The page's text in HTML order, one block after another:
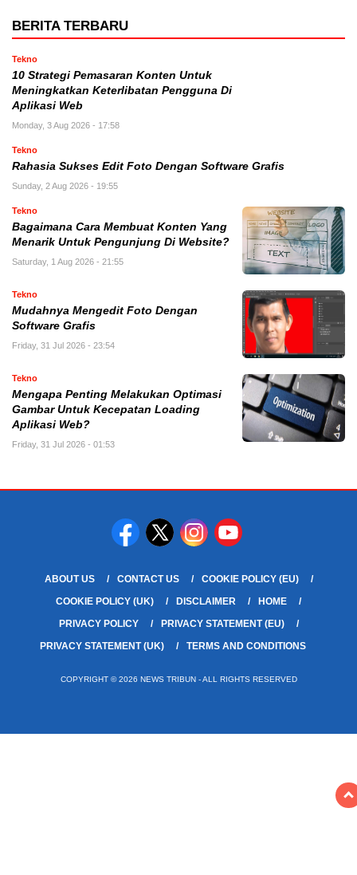
BERITA TERBARU
Tekno
10 Strategi Pemasaran Konten Untuk
Meningkatkan Keterlibatan Pengguna Di
Aplikasi Web
Monday, 3 Aug 2026 - 17:58
Tekno
Rahasia Sukses Edit Foto Dengan Software Grafis
Sunday, 2 Aug 2026 - 19:55
Tekno
Bagaimana Cara Membuat Konten Yang
Menarik Untuk Pengunjung Di Website?
Saturday, 1 Aug 2026 - 21:55
Tekno
Mudahnya Mengedit Foto Dengan
Software Grafis
Friday, 31 Jul 2026 - 23:54
Tekno
Mengapa Penting Melakukan Optimasi
Gambar Untuk Kecepatan Loading
Aplikasi Web?
Friday, 31 Jul 2026 - 01:53
ABOUT US CONTACT US
COOKIE POLICY (EU)
COOKIE POLICY (UK)
DISCLAIMER
HOME
PRIVACY POLICY
PRIVACY STATEMENT (EU)
PRIVACY STATEMENT (UK)
TERMS AND CONDITIONS
COPYRIGHT © 2026 NEWS TRIBUN - ALL RIGHTS RESERVED